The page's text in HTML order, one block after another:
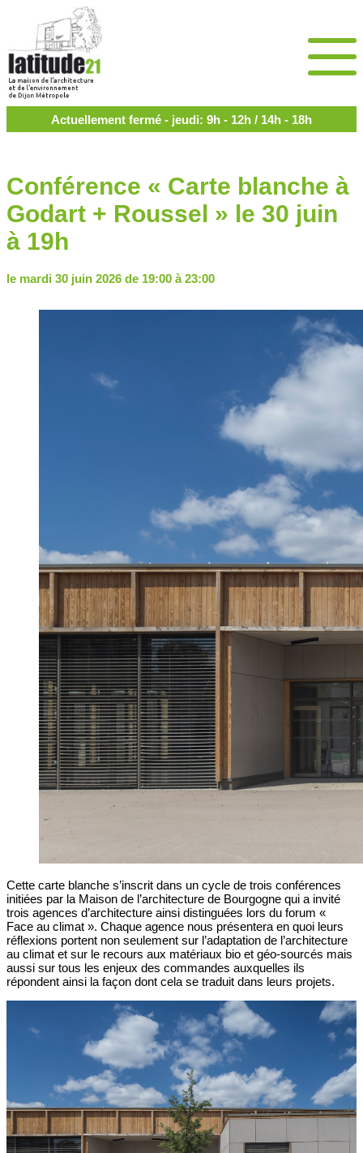
Actuellement fermé - jeudi: 9h - 12h / 14h - 18h
Conférence « Carte blanche à
Godart + Roussel » le 30 juin
à 19h
le mardi 30 juin 2026 de 19:00 à 23:00
Cette carte blanche s’inscrit dans un cycle de trois conférences
initiées par la Maison de l’architecture de Bourgogne qui a invité
trois agences d’architecture ainsi distinguées lors du forum «
Face au climat ». Chaque agence nous présentera en quoi leurs
réflexions portent non seulement sur l’adaptation de l’architecture
au climat et sur le recours aux matériaux bio et géo-sourcés mais
aussi sur tous les enjeux des commandes auxquelles ils
répondent ainsi la façon dont cela se traduit dans leurs projets.